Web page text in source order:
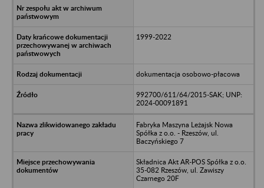
1999-2022
dokumentacja osobowo-płacowa
992700/611/64/2015-SAK; UNP:
2024-00091891
Fabryka Maszyna Leżajsk Nowa
Spółka z o.o. - Rzeszów, ul.
Baczyńskiego 7
Składnica Akt AR-POS Spółka z o.o.
35-082 Rzeszów, ul. Zawiszy
Czarnego 20F